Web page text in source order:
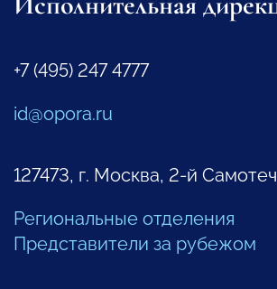
+7 (495) 247 4777
id@opora.ru
127473, г. Москва, 2-й
Региональные отделения
Представители за рубежом